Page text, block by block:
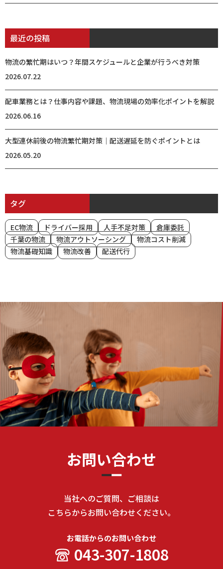
最近の投稿
物流の繁忙期はいつ？年間スケジュールと企業が行うべき対策
2026.07.22
配車業務とは？仕事内容や課題、物流現場の効率化ポイントを解説
2026.06.16
大型連休前後の物流繁忙期対策｜配送遅延を防ぐポイントとは
2026.05.20
タグ
EC物流 ドライバー採用 人手不足対策
倉庫委託
千葉の物流
物流アウトソーシング
物流コスト削減
物流基礎知識
物流改善 配送代行
お問い合わせ
当社へのご質問、ご相談は
こちらからお問い合わせください。
お電話からのお問い合わせ
043-307-1808